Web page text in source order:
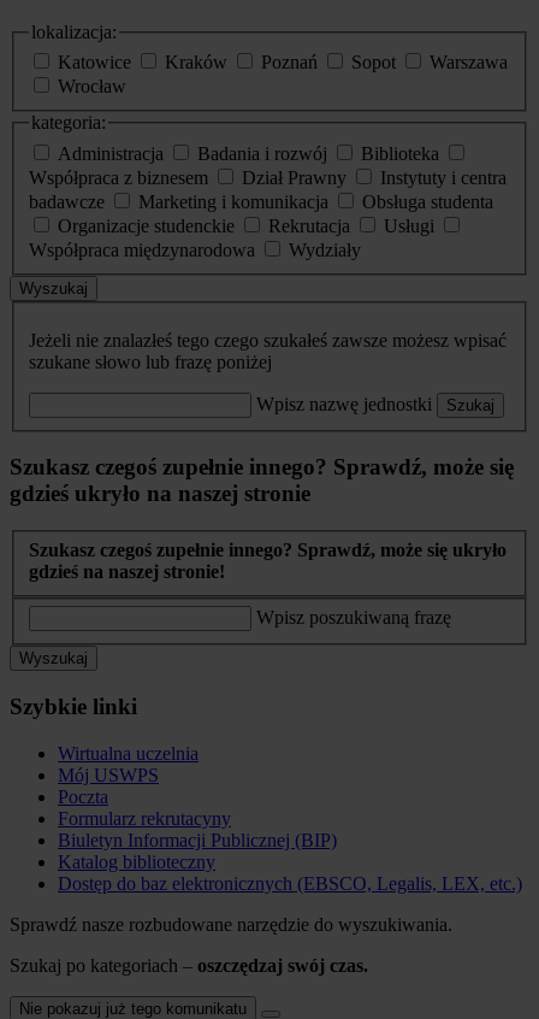
lokalizacja:
Katowice
Kraków Poznań Sopot
Warszawa
Wrocław
kategoria:
Administracja
Badania i rozwój
Biblioteka
Współpraca z biznesem
Dział Prawny
Instytuty i centra
badawcze
Marketing i komunikacja
Obsługa studenta
Organizacje studenckie
Rekrutacja
Usługi
Współpraca międzynarodowa
Wydziały
Wyszukaj
Jeżeli nie znalazłeś tego czego szukałeś zawsze możesz wpisać
szukane słowo lub frazę poniżej
Wpisz nazwę jednostki Szukaj
Szukasz czegoś zupełnie innego? Sprawdź, może się
gdzieś ukryło na naszej stronie
Szukasz czegoś zupełnie innego? Sprawdź, może się ukryło
gdzieś na naszej stronie!
Wpisz poszukiwaną frazę
Wyszukaj
Szybkie linki
Wirtualna uczelnia
Mój USWPS
Poczta
Formularz rekrutacyny
Biuletyn Informacji Publicznej (BIP)
Katalog biblioteczny
Dostęp do baz elektronicznych (EBSCO, Legalis, LEX, etc.)
Sprawdź nasze rozbudowane narzędzie do wyszukiwania.
Szukaj po kategoriach – oszczędzaj swój czas.
Nie pokazuj już tego komunikatu